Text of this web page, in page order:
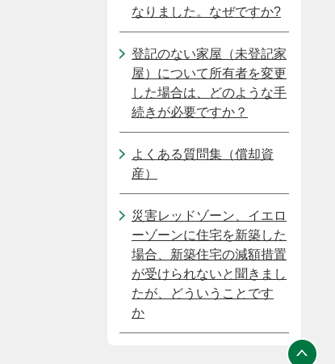
なりました。なぜですか?
登記のない家屋（未登記家
屋）について所有者を変更
した場合は、どのような手
続きが必要ですか？
よくある質問集（償却資
産）
災害レッドゾーン、イエロ
ーゾーンに住宅を新築した
場合、新築住宅の減額措置
が受けられないと聞きまし
たが、どういうことです
か